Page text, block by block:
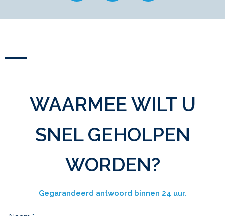
WAARMEE WILT U
SNEL GEHOLPEN
WORDEN?
Gegarandeerd antwoord binnen 24 uur.